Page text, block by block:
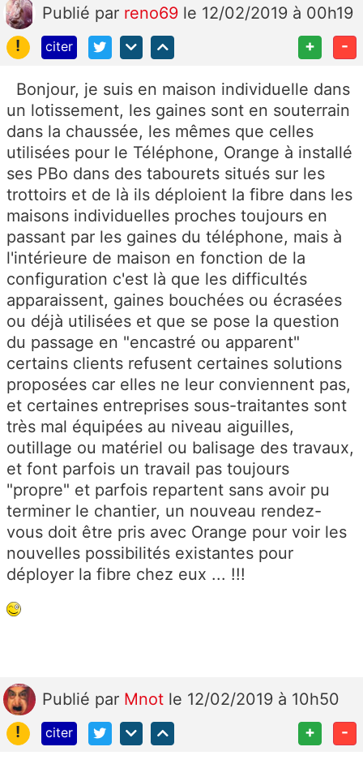
Publié par reno69 le 12/02/2019 à 00h19
!
citer + -
Bonjour, je suis en maison individuelle dans
un lotissement, les gaines sont en souterrain
dans la chaussée, les mêmes que celles
utilisées pour le Téléphone, Orange à installé
ses PBo dans des tabourets situés sur les
trottoirs et de là ils déploient la fibre dans les
maisons individuelles proches toujours en
passant par les gaines du téléphone, mais à
l'intérieure de maison en fonction de la
configuration c'est là que les difficultés
apparaissent, gaines bouchées ou écrasées
ou déjà utilisées et que se pose la question
du passage en "encastré ou apparent"
certains clients refusent certaines solutions
proposées car elles ne leur conviennent pas,
et certaines entreprises sous-traitantes sont
très mal équipées au niveau aiguilles,
outillage ou matériel ou balisage des travaux,
et font parfois un travail pas toujours
"propre" et parfois repartent sans avoir pu
terminer le chantier, un nouveau rendez-
vous doit être pris avec Orange pour voir les
nouvelles possibilités existantes pour
déployer la fibre chez eux ... !!!
Publié par Mnot le 12/02/2019 à 10h50
!
citer + -